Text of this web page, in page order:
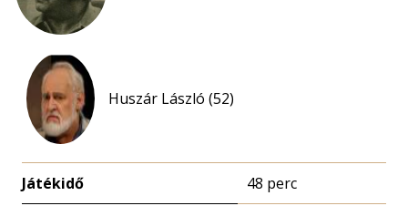
Huszár László (52)
Játékidő 48 perc